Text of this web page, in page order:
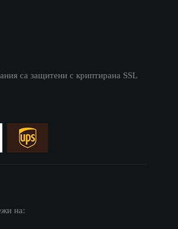
са защитени с криптирана SSL
на: